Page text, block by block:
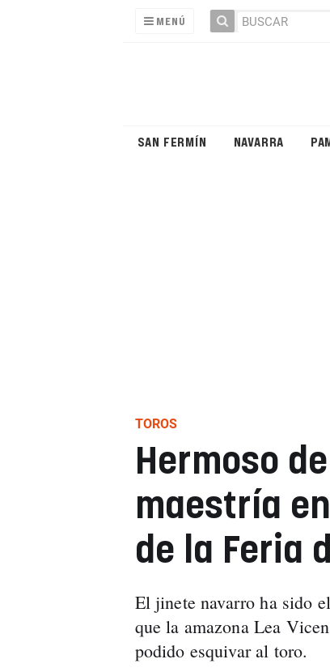
MENÚ
SAN FERMÍN NAVARRA
TOROS
Hermoso
maestría
de la Feria
El jinete navarro ha sido
que la amazona Lea
podido esquivar al toro.